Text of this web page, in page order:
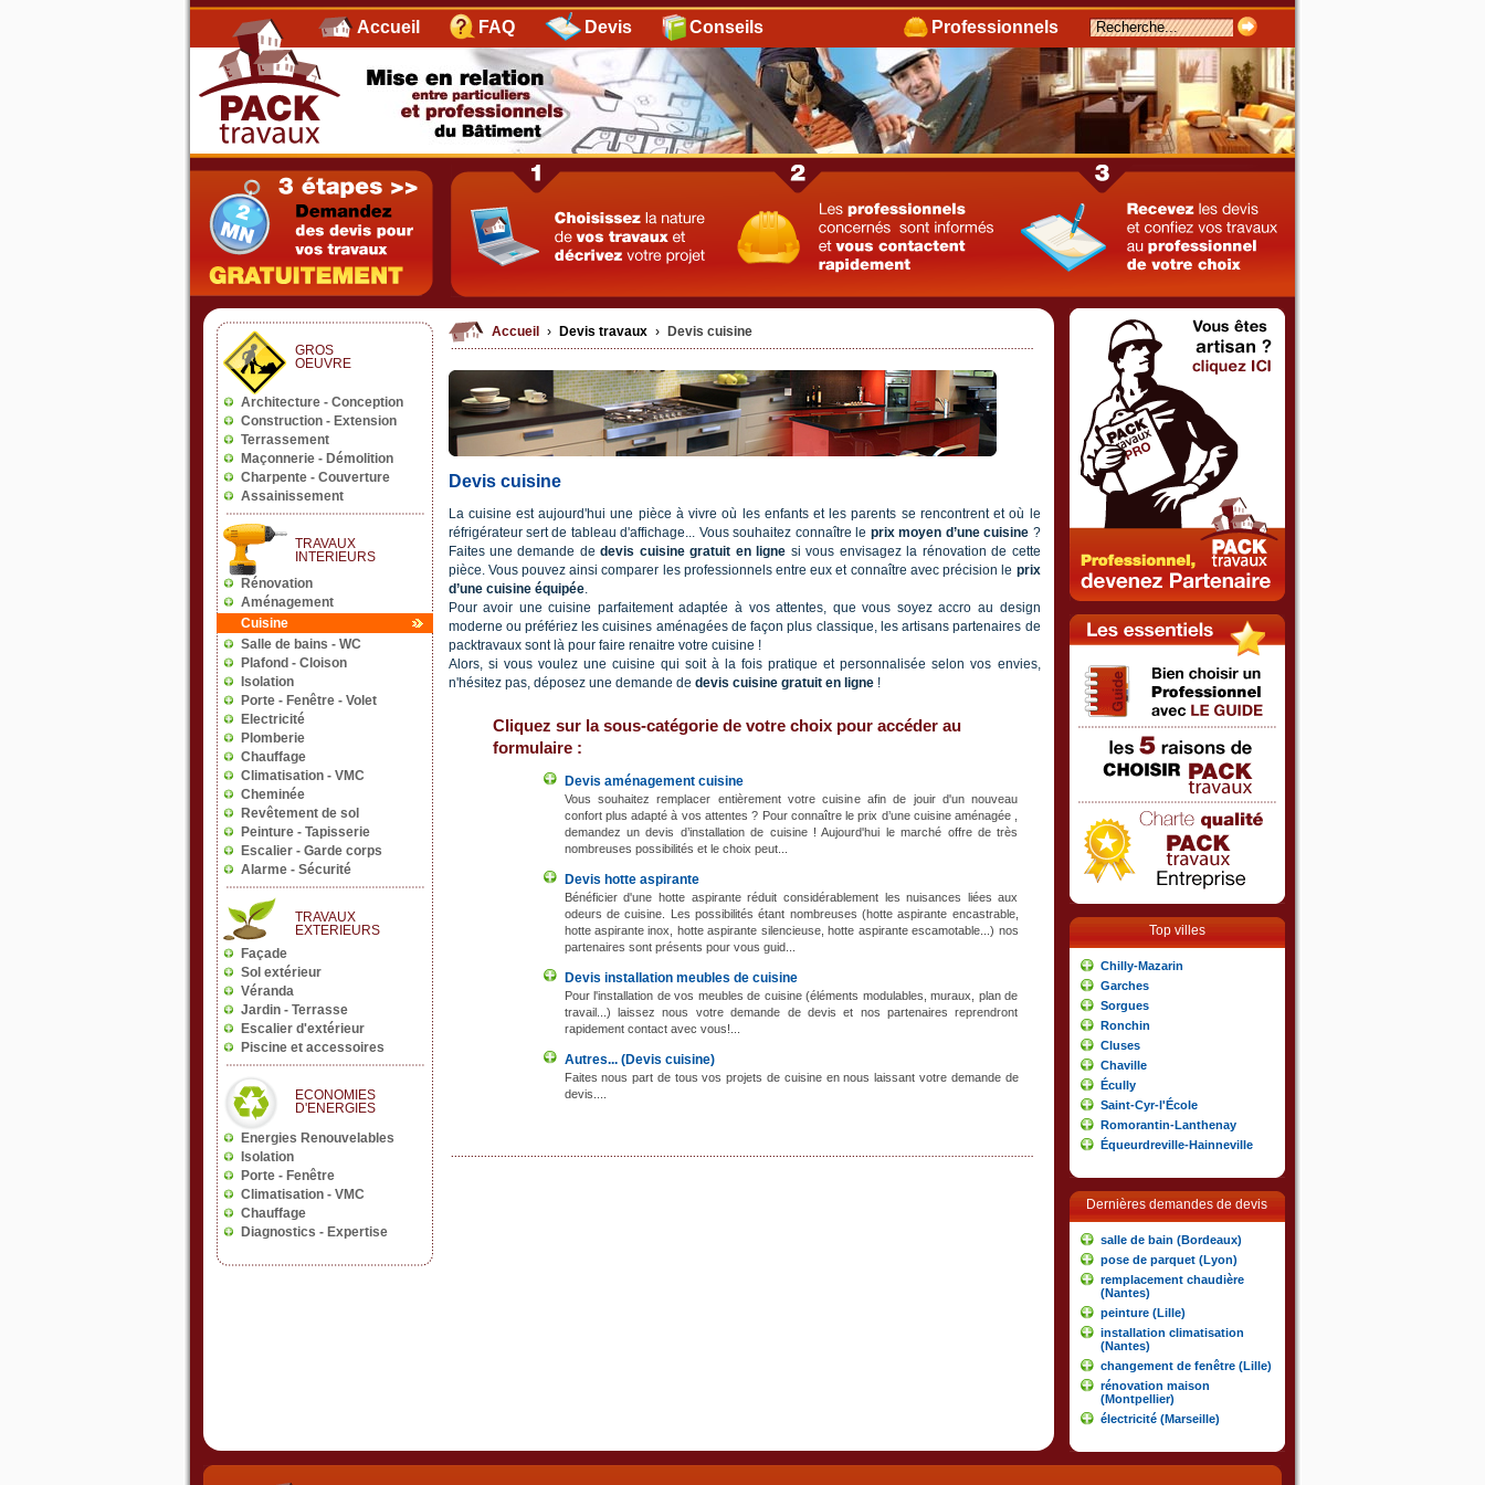
Accueil FAQ Devis Conseils Professionnels
Accueil › Devis travaux › Devis cuisine
Devis cuisine
La cuisine est aujourd'hui une pièce à vivre où les enfants et les parents se rencontrent et où le
réfrigérateur sert de tableau d'affichage... Vous souhaitez connaître le prix moyen d’une cuisine ?
Faites une demande dedevis cuisine gratuit en ligne si vous envisagez la rénovation de cette
pièce. Vous pouvez ainsi comparer les professionnels entre eux et connaître avec précision le prix
d’une cuisine équipée.
Pour avoir une cuisine parfaitement adaptée à vos attentes, que vous soyez accro au design
moderne ou préfériez les cuisines aménagées de façon plus classique, les artisans partenaires de
packtravaux sont là pour faire renaitre votre cuisine !
Alors, si vous voulez une cuisine qui soit à la fois pratique et personnalisée selon vos envies,
n'hésitez pas, déposez une demande de devis cuisine gratuit en ligne!
Cliquez sur la sous-catégorie de votre choix pour accéder au
formulaire :
Devis aménagement cuisine
Vous souhaitez remplacer entièrement votre cuisine afin de jouir d'un nouveau
confort plus adapté à vos attentes ? Pour connaître le prix d’une cuisine aménagée ,
demandez un devis d’installation de cuisine ! Aujourd'hui le marché offre de très
nombreuses possibilités et le choix peut...
Devis hotte aspirante
Bénéficier d'une hotte aspirante réduit considérablement les nuisances liées aux
odeurs de cuisine. Les possibilités étant nombreuses (hotte aspirante encastrable,
hotte aspirante inox, hotte aspirante silencieuse, hotte aspirante escamotable...) nos
partenaires sont présents pour vous guid...
Devis installation meubles de cuisine
Pour l'installation de vos meubles de cuisine (éléments modulables, muraux, plan de
travail...) laissez nous votre demande de devis et nos partenaires reprendront
rapidement contact avec vous!...
Autres... (Devis cuisine)
Faites nous part de tous vos projets de cuisine en nous laissant votre demande de
devis....
Top villes
Chilly-Mazarin
Garches
Sorgues
Ronchin
Cluses
Chaville
Écully
Saint-Cyr-l'École
Romorantin-Lanthenay
Équeurdreville-Hainneville
Dernières demandes de devis
salle de bain (Bordeaux)
pose de parquet (Lyon)
remplacement chaudière
(Nantes)
peinture (Lille)
installation climatisation
(Nantes)
changement de fenêtre (Lille)
rénovation maison
(Montpellier)
électricité (Marseille)